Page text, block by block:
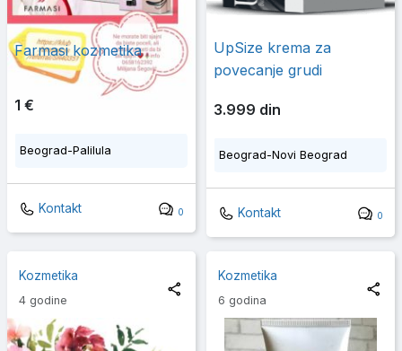
Farmasi kozmetika
1 €
Beograd-Palilula
Kontakt 0
UpSize krema za
povecanje grudi
3.999 din
Beograd-Novi Beograd
Kontakt 0
Kozmetika
4 godine
Kozmetika
6 godina